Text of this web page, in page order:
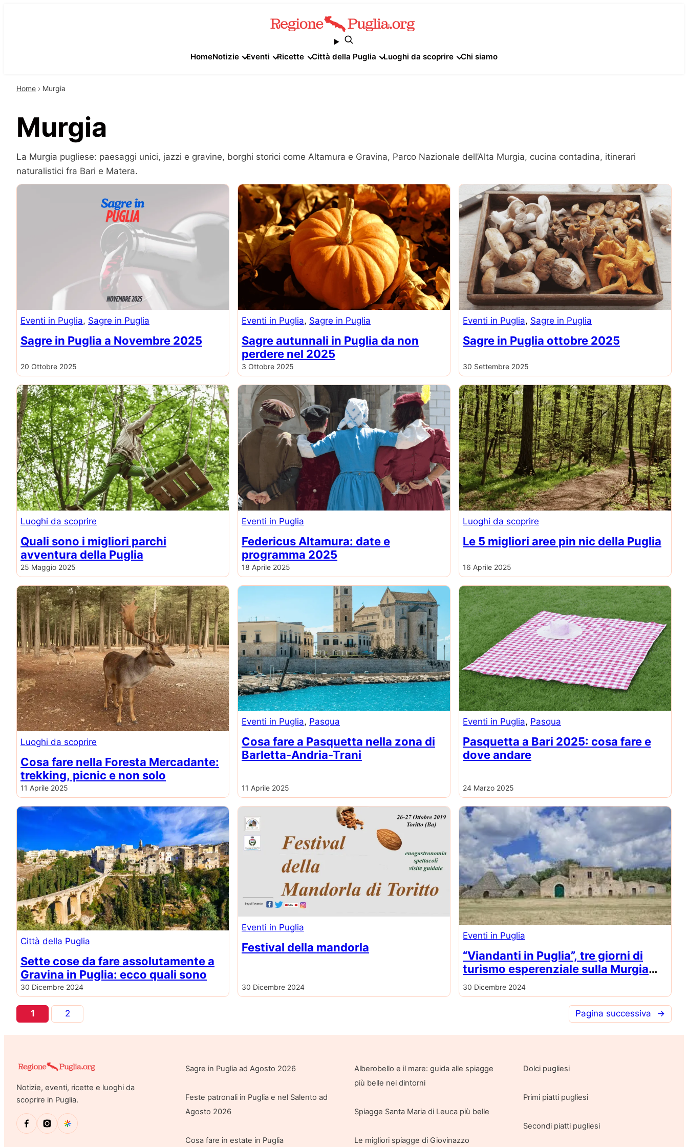
HomeNotizie Eventi Ricette Città della Puglia Luoghi da scoprire Chi siamo
Home › Murgia
Murgia
La Murgia pugliese: paesaggi unici, jazzi e gravine, borghi storici come Altamura e Gravina, Parco Nazionale dell’Alta Murgia, cucina contadina, itinerari
naturalistici fra Bari e Matera.
Eventi in Puglia, Sagre in Puglia
Sagre in Puglia a Novembre 2025
20 Ottobre 2025
Eventi in Puglia, Sagre in Puglia
Sagre autunnali in Puglia da non
perdere nel 2025
3 Ottobre 2025
Eventi in Puglia, Sagre in Puglia
Sagre in Puglia ottobre 2025
30 Settembre 2025
Luoghi da scoprire
Quali sono i migliori parchi
avventura della Puglia
25 Maggio 2025
Eventi in Puglia
Federicus Altamura: date e
programma 2025
18 Aprile 2025
Luoghi da scoprire
Le 5 migliori aree pin nic della Puglia
16 Aprile 2025
Luoghi da scoprire
Cosa fare nella Foresta Mercadante:
trekking, picnic e non solo
11 Aprile 2025
Eventi in Puglia, Pasqua
Cosa fare a Pasquetta nella zona di
Barletta-Andria-Trani
11 Aprile 2025
Eventi in Puglia, Pasqua
Pasquetta a Bari 2025: cosa fare e
dove andare
24 Marzo 2025
Città della Puglia
Sette cose da fare assolutamente a
Gravina in Puglia: ecco quali sono
30 Dicembre 2024
Eventi in Puglia
Festival della mandorla
30 Dicembre 2024
Eventi in Puglia
“Viandanti in Puglia”, tre giorni di
turismo esperenziale sulla Murgia
con la partecipazione straordinaria
di Ezio Bosso
30 Dicembre 2024
1 2 Pagina successiva →
Notizie, eventi, ricette e luoghi da
scoprire in Puglia.
Sagre in Puglia ad Agosto 2026
Feste patronali in Puglia e nel Salento ad
Agosto 2026
Cosa fare in estate in Puglia
Alberobello e il mare: guida alle spiagge
più belle nei dintorni
Spiagge Santa Maria di Leuca più belle
Le migliori spiagge di Giovinazzo
Dolci pugliesi
Primi piatti pugliesi
Secondi piatti pugliesi